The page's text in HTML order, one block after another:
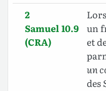
2
Samuel 10.9
(CRA)
un
et
un
des